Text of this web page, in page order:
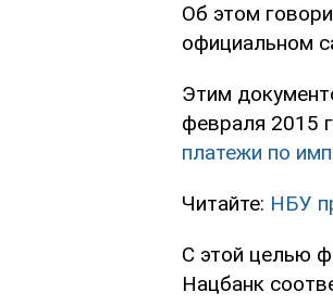
Об этом
официальном
Этим
февраля 2015
платежи по
Читайте: НБУ
С этой целью
Нацбанк